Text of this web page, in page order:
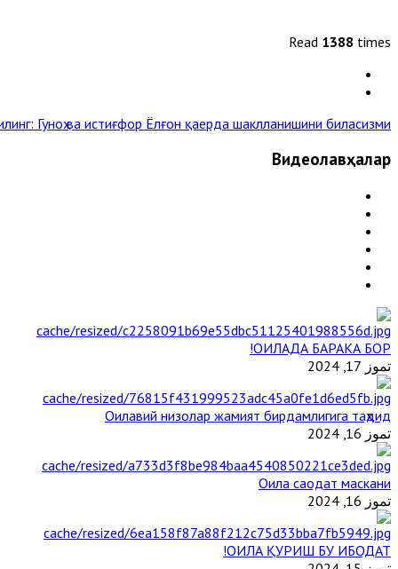
Read 1388 times
Гуноҳ ва истиғфор Ёлғон қаерда шаклланишини биласизми? »
Видеолавҳалар
ОИЛАДА БАРАКА БОР!
تموز 17, 2024
Оилавий низолар жамият бирдамлигига таҳдид
تموز 16, 2024
Оила саодат маскани
تموز 16, 2024
ОИЛА ҚУРИШ БУ ИБОДАТ!